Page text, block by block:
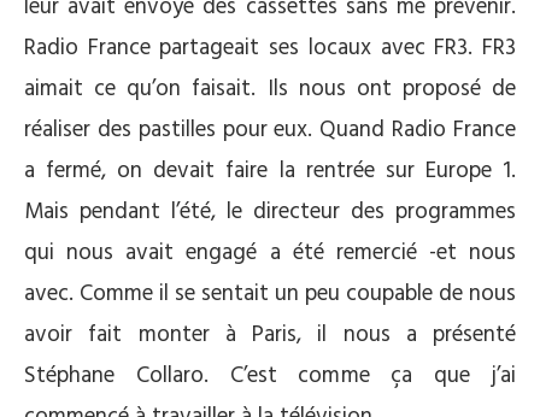
Radio France partageait ses locaux avec FR3. FR3
aimait ce qu’on faisait. Ils nous ont proposé de
réaliser des pastilles pour eux. Quand Radio France
a fermé, on devait faire la rentrée sur Europe 1.
Mais pendant l’été, le directeur des programmes
qui nous avait engagé a été remercié -et nous
avec. Comme il se sentait un peu coupable de nous
avoir fait monter à Paris, il nous a présenté
Stéphane Collaro. C’est comme ça que j’ai